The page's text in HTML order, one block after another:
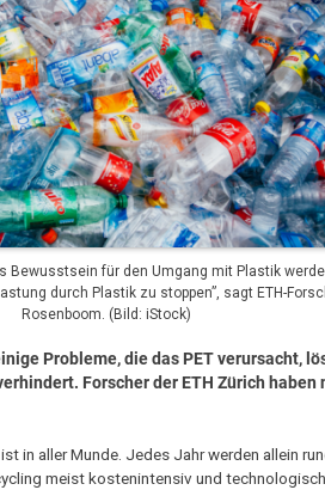
Bewusstsein für den Umgang mit Plastik
durch Plastik zu stoppen”, sagt ETH-
Rosenboom. (Bild: iStock)
Probleme, die das PET
Forscher der ETH Zürich
in aller Munde. Jedes Jahr werden allein
meist kostenintensiv und